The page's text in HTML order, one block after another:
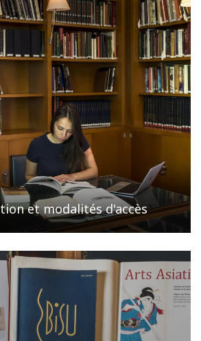
et modalités d'accès